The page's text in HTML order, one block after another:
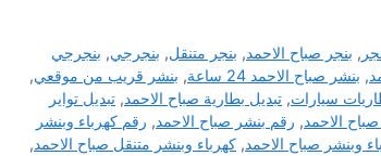
, بنجر صباح الاحمد, بنجر متنقل, بنجرجي, بنجرجي
, بنشر صباح الاحمد 24 ساعة , بنشر قريب من موقعي,
سيارات, تبديل بطارية صباح الاحمد, تبديل تواير
الاحمد, رقم بنشر صباح الاحمد, رقم كهرباء وبنشر
وبنشر صباح الاحمد, كهرباء وبنشر متنقل صباح الاحمد,